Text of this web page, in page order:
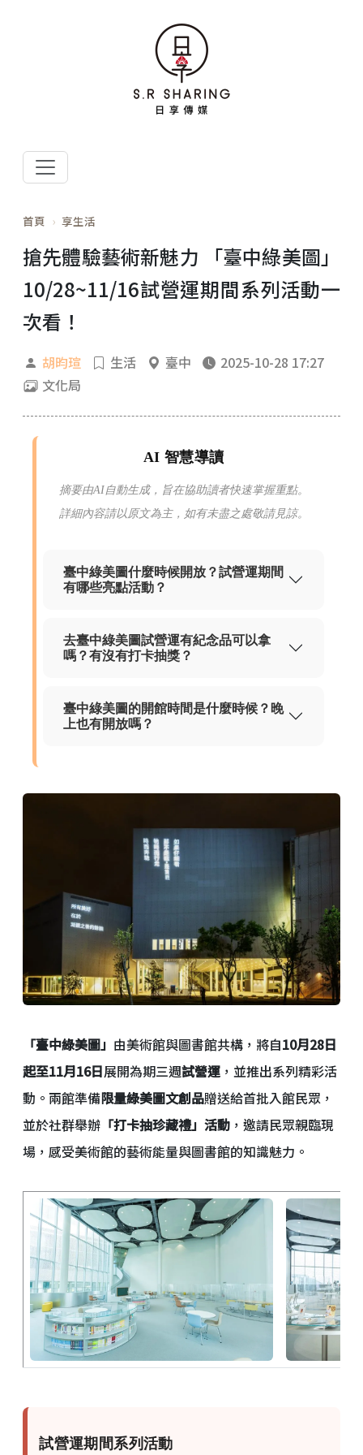
首頁 享生活
搶先體驗藝術新魅力 「臺中綠美圖」
10/28~11/16試營運期間系列活動一
次看！
胡昀瑄 生活 臺中
2025-10-28 17:27
文化局
AI 智慧導讀
摘要由AI自動生成，旨在協助讀者快速掌握重點。
詳細內容請以原文為主，如有未盡之處敬請見諒。
臺中綠美圖什麼時候開放？試營運期間
有哪些亮點活動？
去臺中綠美圖試營運有紀念品可以拿
嗎？有沒有打卡抽獎？
臺中綠美圖的開館時間是什麼時候？晚
上也有開放嗎？
「臺中綠美圖」 由美術館與圖書館共構，將自10月28日
起至11月16日展開為期三週試營運 ，並推出系列精彩活
動。兩館準備限量綠美圖文創品贈送給首批入館民眾，
並於社群舉辦 「打卡抽珍藏禮」活動 ，邀請民眾親臨現
場，感受美術館的藝術能量與圖書館的知識魅力。
試營運期間系列活動